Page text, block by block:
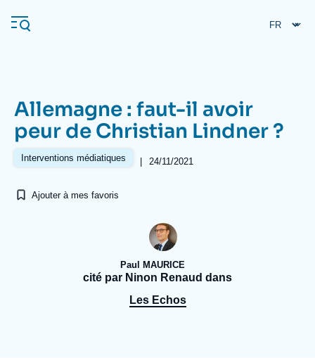
au
contenu
Navigation
principale
L'Ifri
Analyses
Recherches fréquentes
Proche-Orient
Allemagne : faut-il avoir
peur de Christian Lindner ?
Interventions médiatiques | 24/11/2021
Ajouter à mes favoris
Paul MAURICE
cité par Ninon Renaud dans
Les Echos